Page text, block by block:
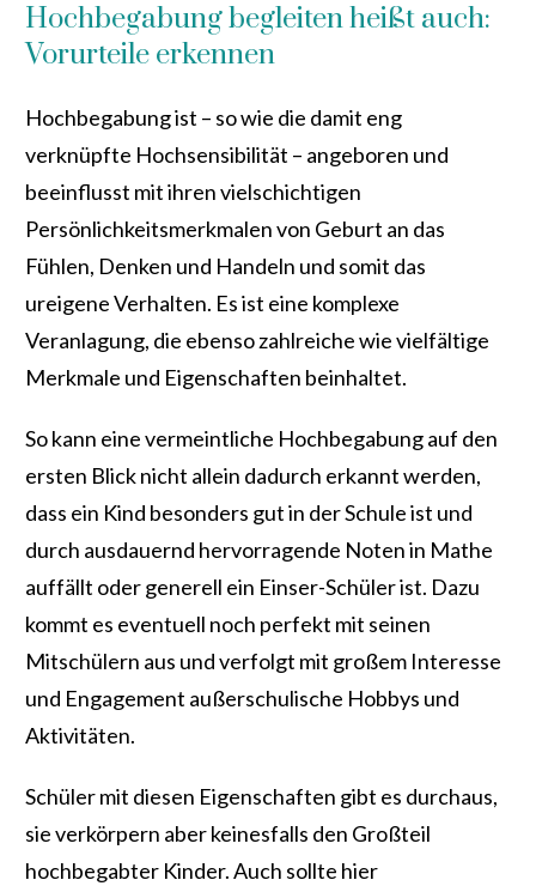
Hochbegabung begleiten heißt auch:
Vorurteile erkennen
Hochbegabung ist – so wie die damit eng
verknüpfte Hochsensibilität – angeboren und
beeinflusst mit ihren vielschichtigen
Persönlichkeitsmerkmalen von Geburt an das
Fühlen, Denken und Handeln und somit das
ureigene Verhalten. Es ist eine komplexe
Veranlagung, die ebenso zahlreiche wie vielfältige
Merkmale und Eigenschaften beinhaltet.
So kann eine vermeintliche Hochbegabung auf den
ersten Blick nicht allein dadurch erkannt werden,
dass ein Kind besonders gut in der Schule ist und
durch ausdauernd hervorragende Noten in Mathe
auffällt oder generell ein Einser-Schüler ist. Dazu
kommt es eventuell noch perfekt mit seinen
Mitschülern aus und verfolgt mit großem Interesse
und Engagement außerschulische Hobbys und
Aktivitäten.
Schüler mit diesen Eigenschaften gibt es durchaus,
sie verkörpern aber keinesfalls den Großteil
hochbegabter Kinder. Auch sollte hier